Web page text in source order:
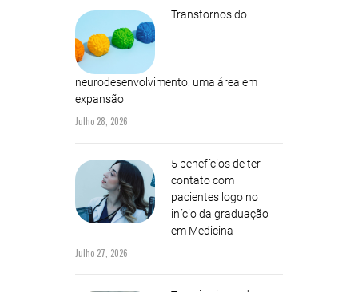
Transtornos do
neurodesenvolvimento: uma área em
expansão
Julho 28, 2026
5 benefícios de ter
contato com
pacientes logo no
início da graduação
em Medicina
Julho 27, 2026